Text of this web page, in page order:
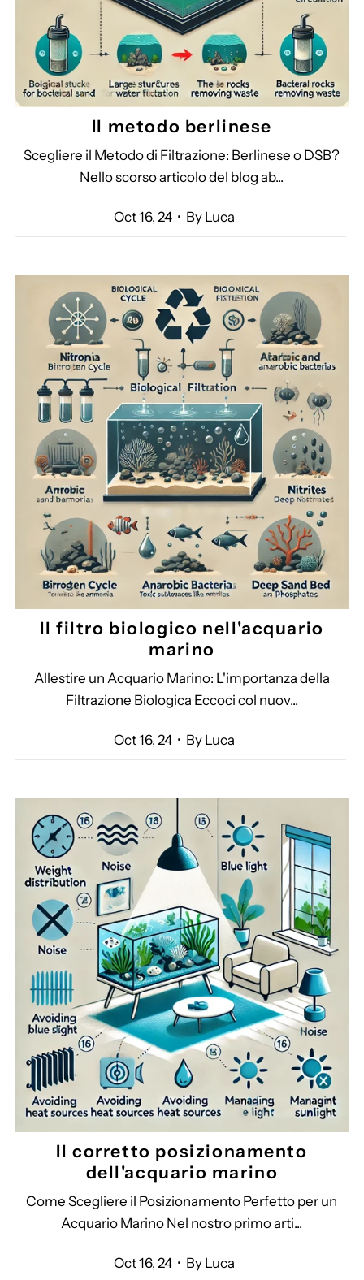
Il metodo berlinese
Scegliere il Metodo di Filtrazione: Berlinese o DSB?
Nello scorso articolo del blog ab...
Oct 16, 24 • By Luca
Il filtro biologico nell'acquario
marino
Allestire un Acquario Marino: L'importanza della
Filtrazione Biologica Eccoci col nuov...
Oct 16, 24 • By Luca
Il corretto posizionamento
dell'acquario marino
Come Scegliere il Posizionamento Perfetto per un
Acquario Marino Nel nostro primo arti...
Oct 16, 24 • By Luca